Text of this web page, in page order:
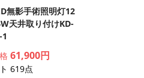
無影手術照明灯12
天井取り付けKD-
61,900円
619点